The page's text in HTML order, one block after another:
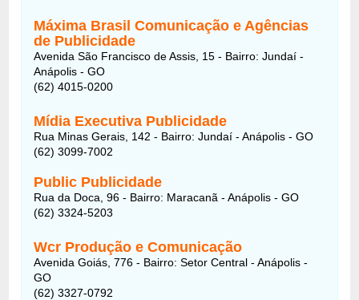
Máxima Brasil Comunicação e Agências
de Publicidade
Avenida São Francisco de Assis, 15 - Bairro: Jundaí -
Anápolis - GO
(62) 4015-0200
Mídia Executiva Publicidade
Rua Minas Gerais, 142 - Bairro: Jundaí - Anápolis - GO
(62) 3099-7002
Public Publicidade
Rua da Doca, 96 - Bairro: Maracanã - Anápolis - GO
(62) 3324-5203
Wcr Produção e Comunicação
Avenida Goiás, 776 - Bairro: Setor Central - Anápolis -
GO
(62) 3327-0792